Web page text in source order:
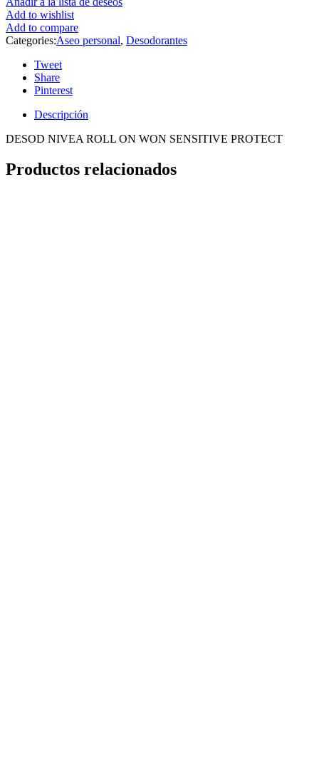
Add to wishlist
Add to compare
Categories:Aseo personal, Desodorantes
Tweet
Share
Pinterest
Descripción
DESOD NIVEA ROLL ON WON SENSITIVE PROTECT
Productos relacionados